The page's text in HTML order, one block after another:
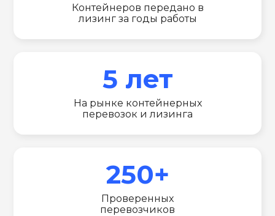
Контейнеров передано в
лизинг за годы работы
5 лет
На рынке контейнерных
перевозок и лизинга
250+
Проверенных
перевозчиков